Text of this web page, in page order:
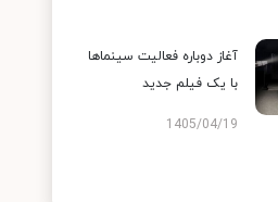
آغاز دوباره فعالیت سینماها
با یک فیلم جدید
1405/04/19